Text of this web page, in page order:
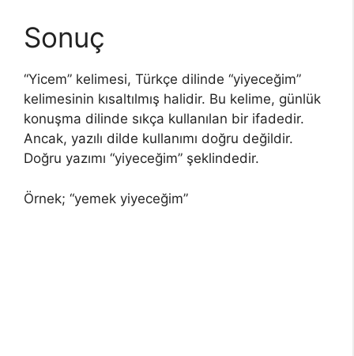
Sonuç
“Yicem” kelimesi, Türkçe dilinde “yiyeceğim”
kelimesinin kısaltılmış halidir. Bu kelime, günlük
konuşma dilinde sıkça kullanılan bir ifadedir.
Ancak, yazılı dilde kullanımı doğru değildir.
Doğru yazımı “yiyeceğim” şeklindedir.
Örnek; “yemek yiyeceğim”